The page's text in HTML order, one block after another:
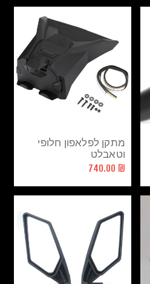
מתקן לפלאפון חלופי
וטאבלט
לקומנדר/מבריק ספורט
₪ 740.00